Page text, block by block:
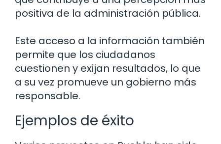
positiva de la administración pública.
Este acceso a la información también
permite que los ciudadanos
cuestionen y exijan resultados, lo que
a su vez promueve un gobierno más
responsable.
Ejemplos de éxito